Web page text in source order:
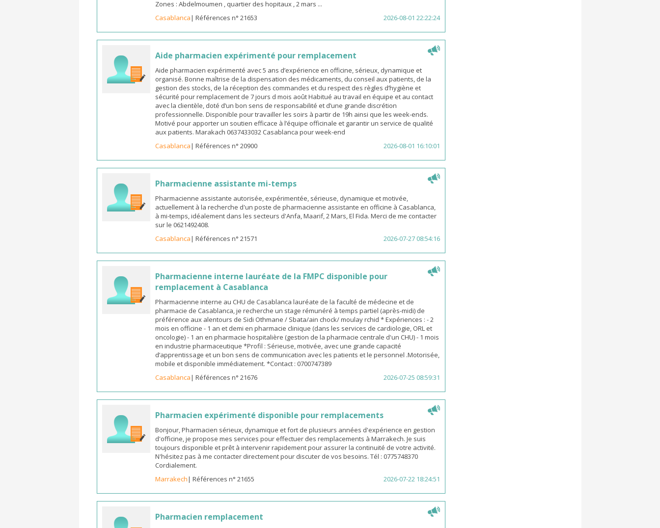
Zones : Abdelmoumen , quartier des hopitaux , 2 mars ...
Casablanca| Références n° 21653 2026-08-01 22:22:24
Aide pharmacien expérimenté pour remplacement
Aide pharmacien expérimenté avec 5 ans d’expérience en officine, sérieux, dynamique et
organisé. Bonne maîtrise de la dispensation des médicaments, du conseil aux patients, de la
gestion des stocks, de la réception des commandes et du respect des règles d’hygiène et
sécurité pour remplacement de 7 jours d mois août Habitué au travail en équipe et au contact
avec la clientèle, doté d’un bon sens de responsabilité et d’une grande discrétion
professionnelle. Disponible pour travailler les soirs à partir de 19h ainsi que les week-ends.
Motivé pour apporter un soutien efficace à l’équipe officinale et garantir un service de qualité
aux patients. Marakach 0637433032 Casablanca pour week-end
Casablanca| Références n° 20900 2026-08-01 16:10:01
Pharmacienne assistante mi-temps
Pharmacienne assistante autorisée, expérimentée, sérieuse, dynamique et motivée,
actuellement à la recherche d'un poste de pharmacienne assistante en officine à Casablanca,
à mi-temps, idéalement dans les secteurs d'Anfa, Maarif, 2 Mars, El Fida. Merci de me contacter
sur le 0621492408.
Casablanca| Références n° 21571 2026-07-27 08:54:16
Pharmacienne interne lauréate de la FMPC disponible pour
remplacement à Casablanca
Pharmacienne interne au CHU de Casablanca lauréate de la faculté de médecine et de
pharmacie de Casablanca, je recherche un stage rémunéré à temps partiel (après-midi) de
préférence aux alentours de Sidi Othmane / Sbata/ain chock/ moulay rchid * Expériences : - 2
mois en officine - 1 an et demi en pharmacie clinique (dans les services de cardiologie, ORL et
oncologie) - 1 an en pharmacie hospitalière (gestion de la pharmacie centrale d'un CHU) - 1 mois
en industrie pharmaceutique *Profil : Sérieuse, motivée, avec une grande capacité
d’apprentissage et un bon sens de communication avec les patients et le personnel .Motorisée,
mobile et disponible immédiatement. *Contact : 0700747389
Casablanca| Références n° 21676 2026-07-25 08:59:31
Pharmacien expérimenté disponible pour remplacements
Bonjour, Pharmacien sérieux, dynamique et fort de plusieurs années d'expérience en gestion
d'officine, je propose mes services pour effectuer des remplacements à Marrakech. Je suis
toujours disponible et prêt à intervenir rapidement pour assurer la continuité de votre activité.
N'hésitez pas à me contacter directement pour discuter de vos besoins. Tél : 0775748370
Cordialement.
Marrakech| Références n° 21655 2026-07-22 18:24:51
Pharmacien remplacement